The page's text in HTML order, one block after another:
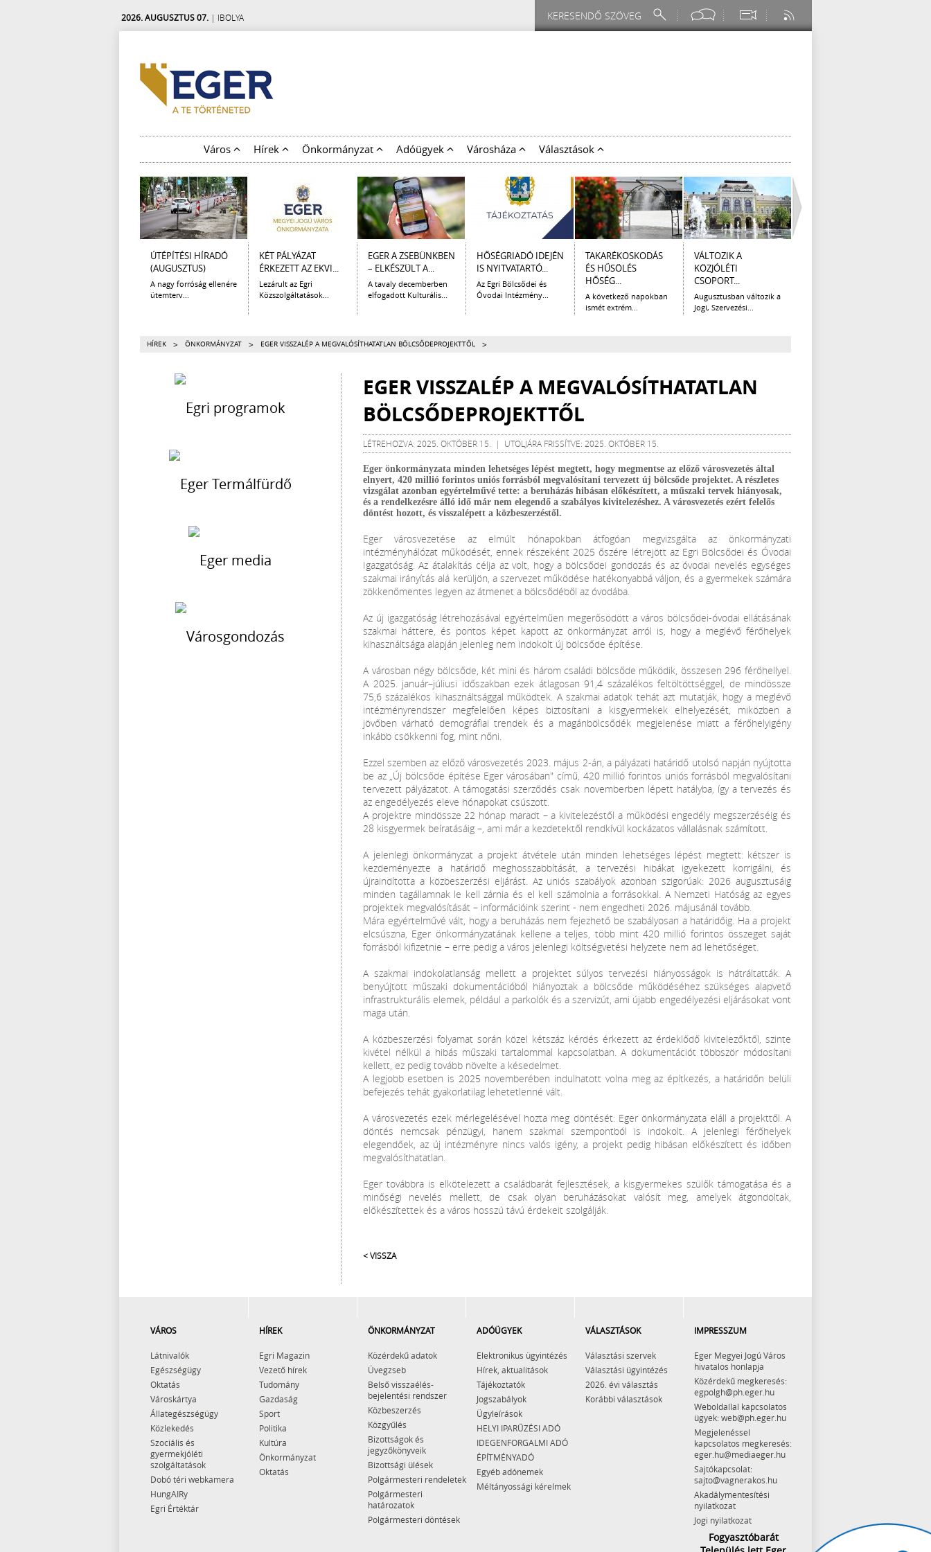
2026. AUGUSZTUS 07. | IBOLYA
Város Hírek Önkormányzat Adóügyek Városháza Választások
ÚTÉPÍTÉSI HÍRADÓ
(AUGUSZTUS)
A nagy forróság ellenére
ütemterv...
KÉT PÁLYÁZAT
ÉRKEZETT AZ EKVI...
Lezárult az Egri
Közszolgáltatások...
EGER A ZSEBÜNKBEN
– ELKÉSZÜLT A...
A tavaly decemberben
elfogadott Kulturális...
HŐSÉGRIADÓ IDEJÉN
IS NYITVATARTÓ...
Az Egri Bölcsődei és
Óvodai Intézmény...
TAKARÉKOSKODÁS
ÉS HŰSÖLÉS
HŐSÉG...
A következő napokban
ismét extrém...
VÁLTOZIK A
KÖZJÓLÉTI
CSOPORT...
Augusztusban változik a
Jogi, Szervezési...
HÍREK > ÖNKORMÁNYZAT > EGER VISSZALÉP A MEGVALÓSÍTHATATLAN BÖLCSŐDEPROJEKTTŐL >
EGER VISSZALÉP A MEGVALÓSÍTHATATLAN
BÖLCSŐDEPROJEKTTŐL
LÉTREHOZVA: 2025. OKTÓBER 15. | UTOLJÁRA FRISSÍTVE: 2025. OKTÓBER 15.
Eger önkormányzata minden lehetséges lépést megtett, hogy megmentse az előző városvezetés által
elnyert, 420 millió forintos uniós forrásból megvalósítani tervezett új bölcsőde projektet. A részletes
vizsgálat azonban egyértelművé tette: a beruházás hibásan előkészített, a műszaki tervek hiányosak,
és a rendelkezésre álló idő már nem elegendő a szabályos kivitelezéshez. A városvezetés ezért felelős
döntést hozott, és visszalépett a közbeszerzéstől.
Eger városvezetése az elmúlt hónapokban átfogóan megvizsgálta az önkormányzati
intézményhálózat működését, ennek részeként 2025 őszére létrejött az Egri Bölcsődei és Óvodai
Igazgatóság. Az átalakítás célja az volt, hogy a bölcsődei gondozás és az óvodai nevelés egységes
szakmai irányítás alá kerüljön, a szervezet működése hatékonyabbá váljon, és a gyermekek számára
zökkenőmentes legyen az átmenet a bölcsődéből az óvodába.
Az új igazgatóság létrehozásával egyértelműen megerősödött a város bölcsődei-óvodai ellátásának
szakmai háttere, és pontos képet kapott az önkormányzat arról is, hogy a meglévő férőhelyek
kihasználtsága alapján jelenleg nem indokolt új bölcsőde építése.
A városban négy bölcsőde, két mini és három családi bölcsőde működik, összesen 296 férőhellyel.
A 2025. január–júliusi időszakban ezek átlagosan 91,4 százalékos feltöltöttséggel, de mindössze
75,6 százalékos kihasználtsággal működtek. A szakmai adatok tehát azt mutatják, hogy a meglévő
intézményrendszer megfelelően képes biztosítani a kisgyermekek elhelyezését, miközben a
jövőben várható demográfiai trendek és a magánbölcsődék megjelenése miatt a férőhelyigény
inkább csökkenni fog, mint nőni.
Ezzel szemben az előző városvezetés 2023. május 2-án, a pályázati határidő utolsó napján nyújtotta
be az „Új bölcsőde építése Eger városában" című, 420 millió forintos uniós forrásból megvalósítani
tervezett pályázatot. A támogatási szerződés csak novemberben lépett hatályba, így a tervezés és
az engedélyezés eleve hónapokat csúszott.
A projektre mindössze 22 hónap maradt – a kivitelezéstől a működési engedély megszerzéséig és
28 kisgyermek beíratásáig –, ami már a kezdetektől rendkívül kockázatos vállalásnak számított.
A jelenlegi önkormányzat a projekt átvétele után minden lehetséges lépést megtett: kétszer is
kezdeményezte a határidő meghosszabbítását, a tervezési hibákat igyekezett korrigálni, és
újraindította a közbeszerzési eljárást. Az uniós szabályok azonban szigorúak: 2026 augusztusáig
minden tagállamnak le kell zárnia és el kell számolnia a forrásokkal. A Nemzeti Hatóság az egyes
projektek megvalósítását – információink szerint - nem engedheti 2026. májusánál tovább.
Mára egyértelművé vált, hogy a beruházás nem fejezhető be szabályosan a határidőig. Ha a projekt
elcsúszna, Eger önkormányzatának kellene a teljes, több mint 420 millió forintos összeget saját
forrásból kifizetnie – erre pedig a város jelenlegi költségvetési helyzete nem ad lehetőséget.
A szakmai indokolatlanság mellett a projektet súlyos tervezési hiányosságok is hátráltatták. A
benyújtott műszaki dokumentációból hiányoztak a bölcsőde működéséhez szükséges alapvető
infrastrukturális elemek, például a parkolók és a szervizút, ami újabb engedélyezési eljárásokat vont
maga után.
A közbeszerzési folyamat során közel kétszáz kérdés érkezett az érdeklődő kivitelezőktől, szinte
kivétel nélkül a hibás műszaki tartalommal kapcsolatban. A dokumentációt többször módosítani
kellett, ez pedig tovább növelte a késedelmet.
A legjobb esetben is 2025 novemberében indulhatott volna meg az építkezés, a határidőn belüli
befejezés tehát gyakorlatilag lehetetlenné vált.
A városvezetés ezek mérlegelésével hozta meg döntését: Eger önkormányzata eláll a projekttől. A
döntés nemcsak pénzügyi, hanem szakmai szempontból is indokolt. A jelenlegi férőhelyek
elegendőek, az új intézményre nincs valós igény, a projekt pedig hibásan előkészített és időben
megvalósíthatatlan.
Eger továbbra is elkötelezett a családbarát fejlesztések, a kisgyermekes szülők támogatása és a
minőségi nevelés mellett, de csak olyan beruházásokat valósít meg, amelyek átgondoltak,
előkészítettek és a város hosszú távú érdekeit szolgálják.
< VISSZA
VÁROS
Látnivalók
Egészségügy
Oktatás
Városkártya
Állategészségügy
Közlekedés
Szociális és
gyermekjóléti
szolgáltatások
Dobó téri webkamera
HungAIRy
Egri Értéktár
HÍREK
Egri Magazin
Vezető hírek
Tudomány
Gazdaság
Sport
Politika
Kultúra
Önkormányzat
Oktatás
ÖNKORMÁNYZAT
Közérdekű adatok
Üvegzseb
Belső visszaélés-
bejelentési rendszer
Közbeszerzés
Közgyűlés
Bizottságok és
jegyzőkönyveik
Bizottsági ülések
Polgármesteri rendeletek
Polgármesteri
határozatok
Polgármesteri döntések
ADÓÜGYEK
Elektronikus ügyintézés
Hírek, aktualitások
Tájékoztatók
Jogszabályok
Ügyleírások
HELYI IPARŰZÉSI ADÓ
IDEGENFORGALMI ADÓ
ÉPÍTMÉNYADÓ
Egyéb adónemek
Méltányossági kérelmek
VÁLASZTÁSOK
Választási szervek
Választási ügyintézés
2026. évi választás
Korábbi választások
IMPRESSZUM
Eger Megyei Jogú Város
hivatalos honlapja
Közérdekű megkeresés:
egpolgh@ph.eger.hu
Weboldallal kapcsolatos
ügyek: web@ph.eger.hu
Megjelenéssel
kapcsolatos megkeresés:
eger.hu@mediaeger.hu
Sajtókapcsolat:
sajto@vagnerakos.hu
Akadálymentesítési
nyilatkozat
Jogi nyilatkozat
Fogyasztóbarát